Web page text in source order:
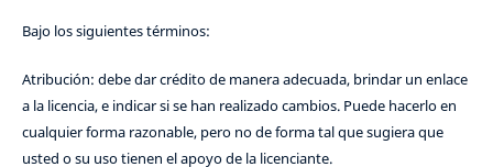
Bajo los siguientes términos:
Atribución: debe dar crédito de manera adecuada, brindar un enlace
a la licencia, e indicar si se han realizado cambios. Puede hacerlo en
cualquier forma razonable, pero no de forma tal que sugiera que
usted o su uso tienen el apoyo de la licenciante.